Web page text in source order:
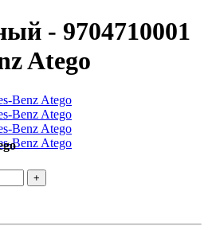
- 9704710001
Atego
+